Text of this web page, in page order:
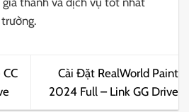
Cài Đặt RealWorld Paint
2024 Full – Link GG Drive